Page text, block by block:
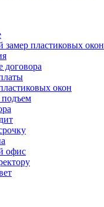
замер пластиковых окон
договора
окон
подъем
офис